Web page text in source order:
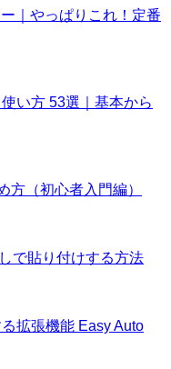
｜やっぱりこれ！定番
い方 53選｜基本から
方（初心者入門編）
で貼り付けする方法
拡張機能 Easy Auto